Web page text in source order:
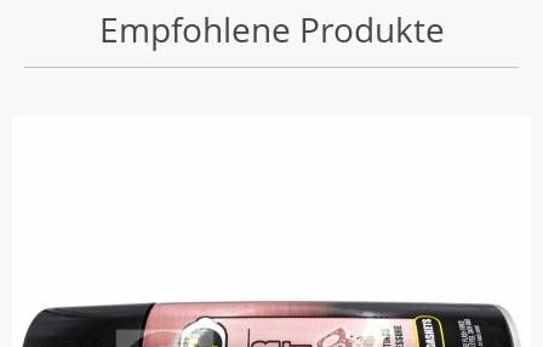
Empfohlene Produkte